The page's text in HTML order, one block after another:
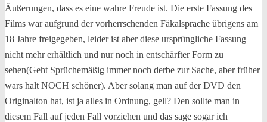
Äußerungen, dass es eine wahre Freude ist. Die erste Fassung des
Films war aufgrund der vorherrschenden Fäkalsprache übrigens am
18 Jahre freigegeben, leider ist aber diese ursprüngliche Fassung
nicht mehr erhältlich und nur noch in entschärfter Form zu
sehen(Geht Sprüchemäßig immer noch derbe zur Sache, aber früher
wars halt NOCH schöner). Aber solang man auf der DVD den
Originalton hat, ist ja alles in Ordnung, gell? Den sollte man in
diesem Fall auf jeden Fall vorziehen und das sage sogar ich